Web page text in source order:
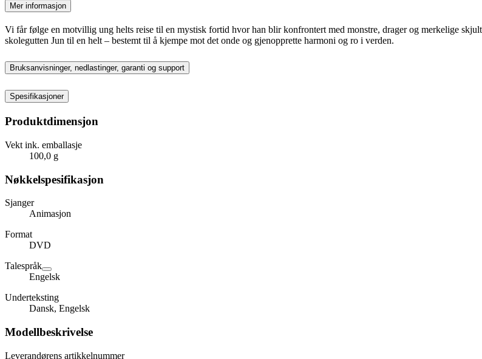
Mer informasjon
Vi får følge en motvillig ung helts reise til en mystisk fortid hvor han blir konfrontert med monstre, drager og merkelige
skolegutten Jun til en helt – bestemt til å kjempe mot det onde og gjenopprette harmoni og ro i verden.
Bruksanvisninger, nedlastinger, garanti og support
Spesifikasjoner
Produktdimensjon
Vekt ink. emballasje
100,0 g
Nøkkelspesifikasjon
Sjanger
Animasjon
Format
DVD
Talespråk
Engelsk
Underteksting
Dansk, Engelsk
Modellbeskrivelse
Leverandørens artikkelnummer